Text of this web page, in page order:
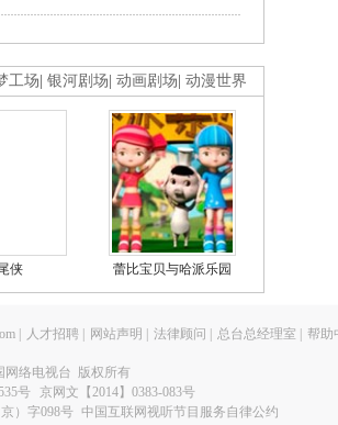
工场 银河剧场 动画剧场 动漫世界
侠 蕾比宝贝与哈派乐园
人才招聘 网站声明 法律顾问 总台总经理室 帮助
网络电视台 版权所有
号
京网文【2014】0383-083号
）字098号 中国互联网视听节目服务自律公约